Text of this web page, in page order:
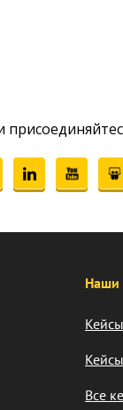
Наши
Все